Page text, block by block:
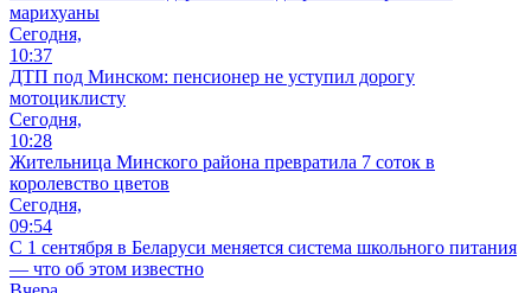
марихуаны
Сегодня,
10:37
ДТП под Минском: пенсионер не уступил дорогу
мотоциклисту
Сегодня,
10:28
Жительница Минского района превратила 7 соток в
королевство цветов
Сегодня,
09:54
С 1 сентября в Беларуси меняется система школьного питания
— что об этом известно